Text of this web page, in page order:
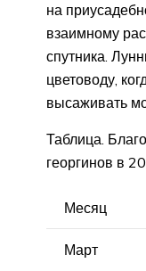
на
взаимному
спутника.
цветоводу,
высаживать
Таблица.
георгинов в
Месяц
Март